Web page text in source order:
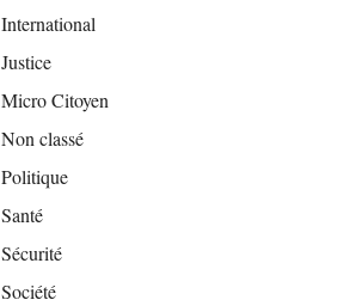
International
Justice
Micro Citoyen
Non classé
Politique
Santé
Sécurité
Société